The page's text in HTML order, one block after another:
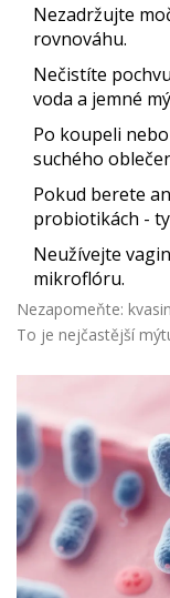
Nezadržujte
rovnováhu.
Nečistíte
voda a jemné
Po koupeli
suchého
Pokud berete
probiotikách -
Neužívejte
mikroflóru.
Nezapomeňte:
To je nejčastější